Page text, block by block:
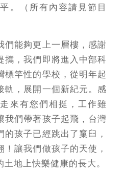
。（所有內容請見節目
們能夠更上一層樓，感謝
攜，我們即將進入中部科
標竿性的學校，從明年起
軌，展開一個新紀元。感
來有您們相挺，工作雖
我們帶著孩子起飛，台灣
孩子已經跳出了窼臼，
讓我們做孩子的天使，
地上快樂健康的長大。